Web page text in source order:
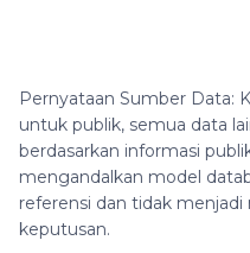
Pernyataan Sumber Data:
untuk publik, semua data
berdasarkan informasi
mengandalkan model
referensi dan tidak
keputusan.